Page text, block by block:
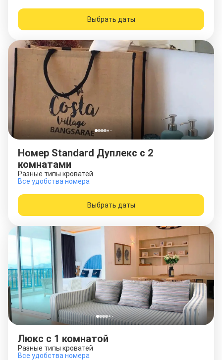
Выбрать даты
Номер Standard Дуплекс с 2
комнатами
Разные типы кроватей
Все удобства номера
Выбрать даты
Люкс c 1 комнатой
Разные типы кроватей
Все удобства номера